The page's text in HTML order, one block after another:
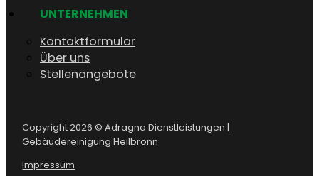
UNTERNEHMEN
Kontaktformular
Über uns
Stellenangebote
Copyright 2026 © Adragna Dienstleistungen |
Gebäudereinigung Heilbronn
Impressum